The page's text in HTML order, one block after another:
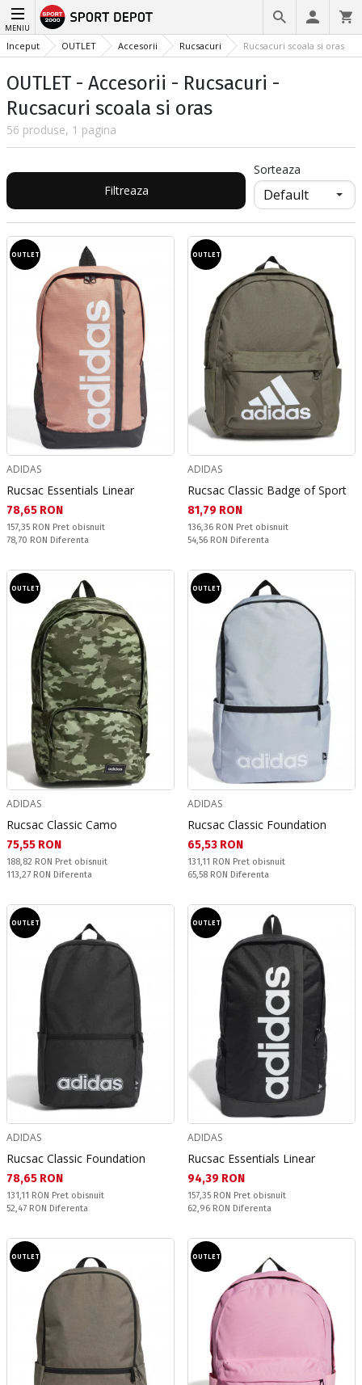
MENIU
Inceput OUTLET Accesorii Rucsacuri Rucsacuri scoala si oras
OUTLET - Accesorii - Rucsacuri -
Rucsacuri scoala si oras
56 produse, 1 pagina
Filtreaza
Sorteaza
OUTLET
ADIDAS
Rucsac Essentials Linear
Текуща цена:
78,65 RON
Pret obisnuit:
157,35 RON Pret obisnuit
Спестявате:
78,70 RON Diferenta
OUTLET
ADIDAS
Rucsac Classic Badge of Sport
Текуща цена:
81,79 RON
Pret obisnuit:
136,36 RON Pret obisnuit
Спестявате:
54,56 RON Diferenta
OUTLET
ADIDAS
Rucsac Classic Camo
Текуща цена:
75,55 RON
Pret obisnuit:
188,82 RON Pret obisnuit
Спестявате:
113,27 RON Diferenta
OUTLET
ADIDAS
Rucsac Classic Foundation
Текуща цена:
65,53 RON
Pret obisnuit:
131,11 RON Pret obisnuit
Спестявате:
65,58 RON Diferenta
OUTLET
ADIDAS
Rucsac Classic Foundation
Текуща цена:
78,65 RON
Pret obisnuit:
131,11 RON Pret obisnuit
Спестявате:
52,47 RON Diferenta
OUTLET
ADIDAS
Rucsac Essentials Linear
Текуща цена:
94,39 RON
Pret obisnuit:
157,35 RON Pret obisnuit
Спестявате:
62,96 RON Diferenta
OUTLET OUTLET